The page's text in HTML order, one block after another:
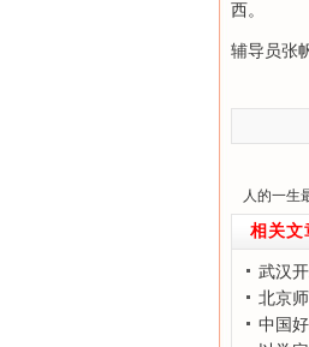
西。
辅导员张
人的一生
相关文
武汉
北京
教师核心
中国